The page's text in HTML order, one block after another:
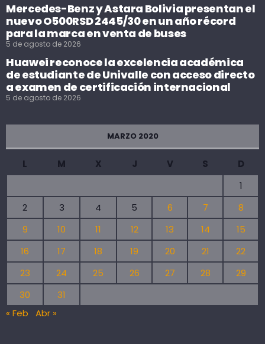
Mercedes-Benz y Astara Bolivia presentan el
nuevo O500RSD 2445/30 en un año récord
para la marca en venta de buses
5 de agosto de 2026
Huawei reconoce la excelencia académica
de estudiante de Univalle con acceso directo
a examen de certificación internacional
5 de agosto de 2026
MARZO 2020
L M X J V S
D
1
2
3 4 5 6 7
8
9
10 11 12 13 14
15
16
17 18 19 20 21
22
23
24 25 26 27 28
29
30
31
« Feb
Abr »